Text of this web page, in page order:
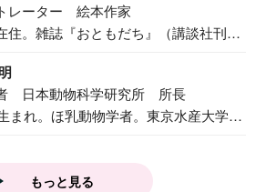
レーター 絵本作家
住。雑誌『おともだち』（講談社刊）
日本動物科学研究所 所長
まれ。ほ乳動物学者。東京水産大学卒
もっと見る